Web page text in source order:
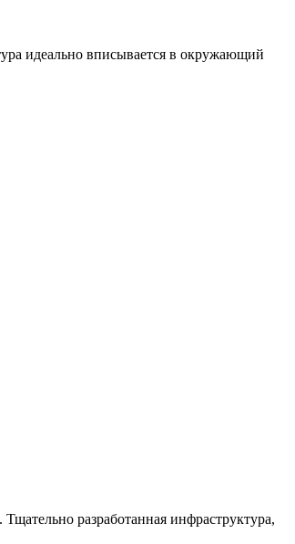
идеально вписывается в окружающий
разработанная инфраструктура,